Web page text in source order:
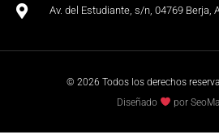
Av. del Estudiante, s/n, 04769 Berja,
© 2026 Todos los derechos
Diseñado
por